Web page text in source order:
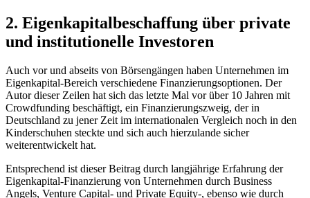
2. Eigenkapitalbeschaffung über private
und institutionelle Investoren
Auch vor und abseits von Börsengängen haben Unternehmen im
Eigenkapital-Bereich verschiedene Finanzierungsoptionen. Der
Autor dieser Zeilen hat sich das letzte Mal vor über 10 Jahren mit
Crowdfunding beschäftigt, ein Finanzierungszweig, der in
Deutschland zu jener Zeit im internationalen Vergleich noch in den
Kinderschuhen steckte und sich auch hierzulande sicher
weiterentwickelt hat.
Entsprechend ist dieser Beitrag durch langjährige Erfahrung der
Eigenkapital-Finanzierung von Unternehmen durch Business
Angels, Venture Capital- und Private Equity-, ebenso wie durch